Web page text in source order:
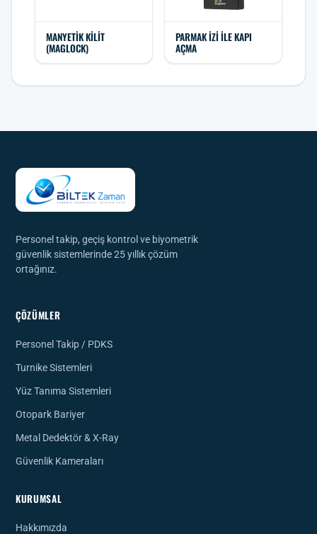
MANYETIK KILIT
(MAGLOCK)
PARMAK İZI ILE KAPI
AÇMA
Personel takip, geçiş kontrol ve biyometrik
güvenlik sistemlerinde 25 yıllık çözüm
ortağınız.
ÇÖZÜMLER
Personel Takip / PDKS
Turnike Sistemleri
Yüz Tanıma Sistemleri
Otopark Bariyer
Metal Dedektör & X-Ray
Güvenlik Kameraları
KURUMSAL
Hakkımızda